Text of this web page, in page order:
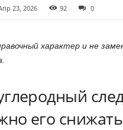
23, 2026 92 0
характер и не
его снижать